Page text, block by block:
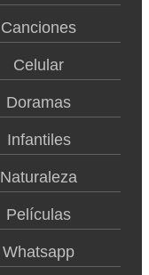
Canciones
Celular
Doramas
Infantiles
Naturaleza
Películas
Whatsapp